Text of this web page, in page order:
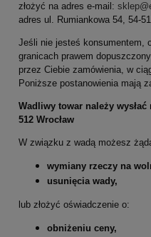
złożyć na adres e-mail:
adres ul. Rumiankowa 54, 54-
Jeśli nie jesteś konsumentem,
granicach prawem
przez Ciebie zamówienia, w
Poniższe postanowienia mają
Wadliwy towar należy
512 Wrocław
W związku z wadą możesz
wymiany rzeczy na
usunięcia wady,
lub złożyć oświadczenie o:
obniżeniu ceny,